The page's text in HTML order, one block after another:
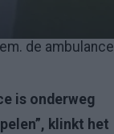
de ambulance
is onderweg
klinkt het